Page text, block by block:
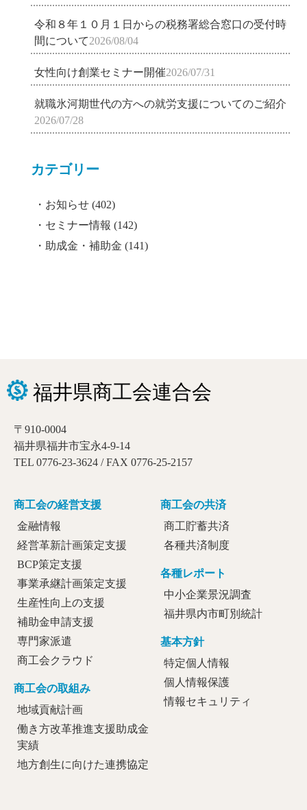
令和８年１０月１日からの税務署総合窓口の受付時
間について2026/08/04
女性向け創業セミナー開催2026/07/31
就職氷河期世代の方への就労支援についてのご紹介
2026/07/28
カテゴリー
お知らせ (402)
セミナー情報 (142)
助成金・補助金 (141)
〒910-0004
福井県福井市宝永4-9-14
TEL 0776-23-3624 / FAX 0776-25-2157
商工会の経営支援
金融情報
経営革新計画策定支援
BCP策定支援
事業承継計画策定支援
生産性向上の支援
補助金申請支援
専門家派遣
商工会クラウド
商工会の取組み
地域貢献計画
働き方改革推進支援助成金
実績
地方創生に向けた連携協定
商工会の共済
商工貯蓄共済
各種共済制度
各種レポート
中小企業景況調査
福井県内市町別統計
基本方針
特定個人情報
個人情報保護
情報セキュリティ